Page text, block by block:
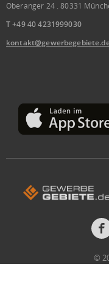
Oberanger 24 . 80331
T +49 40 4231999030
©